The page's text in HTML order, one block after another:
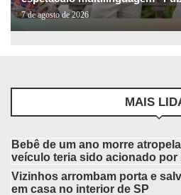
7 de agosto de 2026
MAIS
Bebê de um ano morre
veículo teria sido acionado por
Vizinhos arrombam porta e
em casa no interior de SP